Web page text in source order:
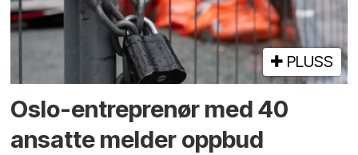
PLUSS
Oslo-entreprenør med 40
ansatte melder oppbud